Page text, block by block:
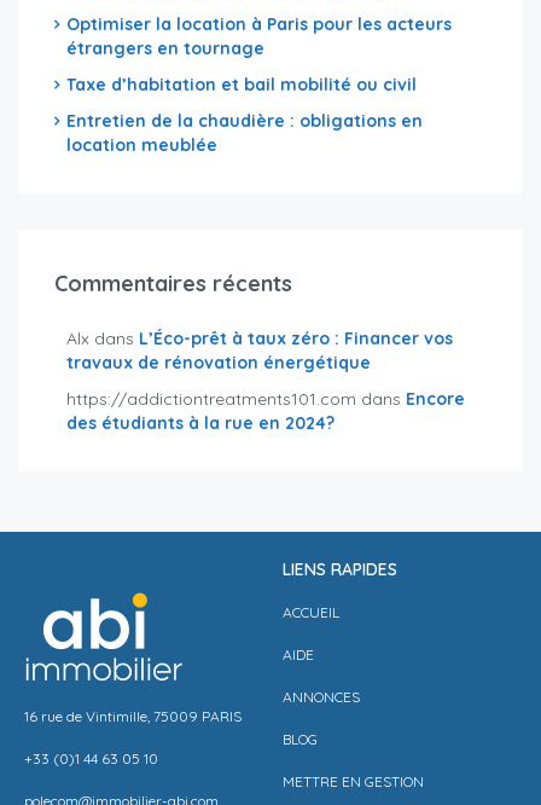
Optimiser la location à Paris pour les acteurs
étrangers en tournage
Taxe d’habitation et bail mobilité ou civil
Entretien de la chaudière : obligations en
location meublée
Commentaires récents
Alx dans L’Éco-prêt à taux zéro : Financer vos
travaux de rénovation énergétique
https://addictiontreatments101.com dans Encore
des étudiants à la rue en 2024?
16 rue de Vintimille, 75009 PARIS
+33 (0)1 44 63 05 10
polecom@immobilier-abi.com
LIENS RAPIDES
ACCUEIL
AIDE
ANNONCES
BLOG
METTRE EN GESTION